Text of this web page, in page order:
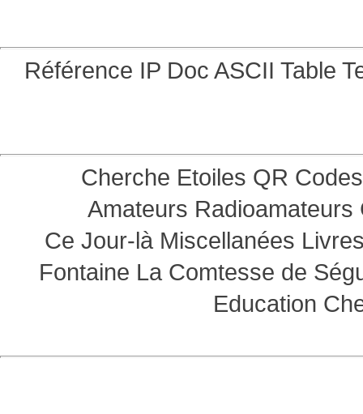
Référence IP Doc ASCII Table
Cherche Etoiles QR Codes
Amateurs Radioamateurs
Ce Jour-là Miscellanées
Fontaine La Comtesse de
Education